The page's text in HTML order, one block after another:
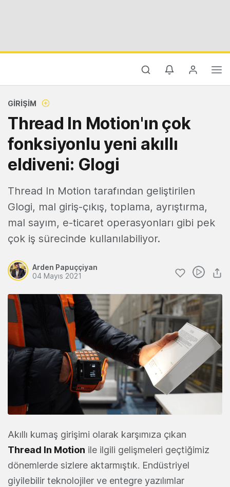
GIRIŞIM
Thread In Motion'ın çok
fonksiyonlu yeni akıllı
eldiveni: Glogi
Thread In Motion tarafından geliştirilen
Glogi, mal giriş-çıkış, toplama, ayrıştırma,
mal sayım, e-ticaret operasyonları gibi pek
çok iş sürecinde kullanılabiliyor.
Arden Papuççiyan
04 Mayıs 2021
Akıllı kumaş girişimi olarak karşımıza çıkan
Thread In Motion ile ilgili gelişmeleri geçtiğimiz
dönemlerde sizlere aktarmıştık. Endüstriyel
giyilebilir teknolojiler ve entegre yazılımlar